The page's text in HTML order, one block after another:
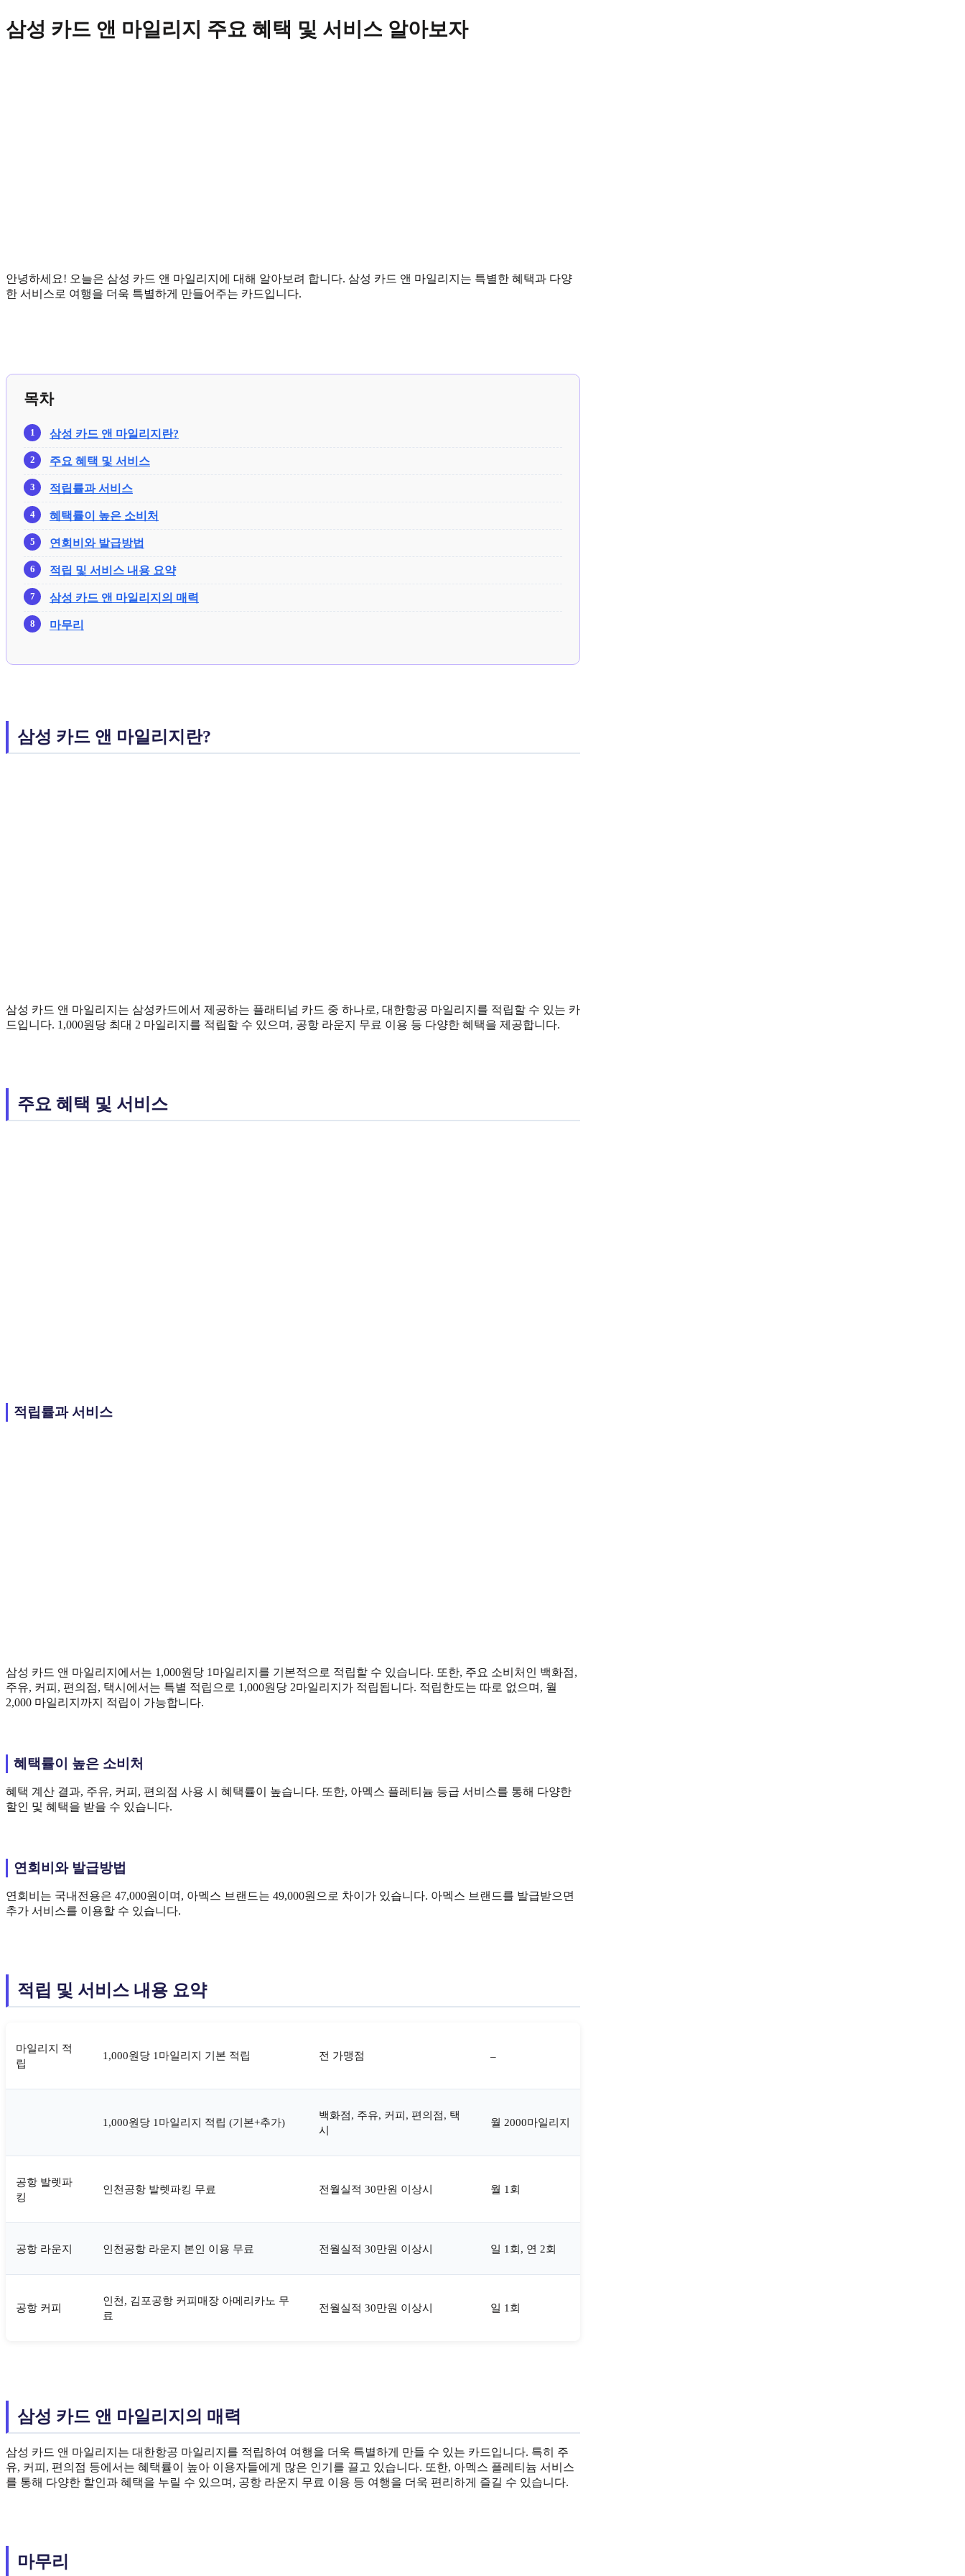
Skip
to
삼성 카드 앤 마일리지 주요 혜택 및 서비스 알아보자
안녕하세요! 오늘은 삼성 카드 앤 마일리지에 대해 알아보려 합니다. 삼성 카드 앤 마일리지는 특별한 혜택과 다양
한 서비스로 여행을 더욱 특별하게 만들어주는 카드입니다.
목차
삼성 카드 앤 마일리지란?
주요 혜택 및 서비스
적립률과 서비스
혜택률이 높은 소비처
연회비와 발급방법
적립 및 서비스 내용 요약
삼성 카드 앤 마일리지의 매력
마무리
삼성 카드 앤 마일리지란?
삼성 카드 앤 마일리지는 삼성카드에서 제공하는 플래티넘 카드 중 하나로, 대한항공 마일리지를 적립할 수 있는 카
드입니다. 1,000원당 최대 2 마일리지를 적립할 수 있으며, 공항 라운지 무료 이용 등 다양한 혜택을 제공합니다.
주요 혜택 및 서비스
적립률과 서비스
삼성 카드 앤 마일리지에서는 1,000원당 1마일리지를 기본적으로 적립할 수 있습니다. 또한, 주요 소비처인 백화점,
주유, 커피, 편의점, 택시에서는 특별 적립으로 1,000원당 2마일리지가 적립됩니다. 적립한도는 따로 없으며, 월
2,000 마일리지까지 적립이 가능합니다.
혜택률이 높은 소비처
혜택 계산 결과, 주유, 커피, 편의점 사용 시 혜택률이 높습니다. 또한, 아멕스 플레티늄 등급 서비스를 통해 다양한
할인 및 혜택을 받을 수 있습니다.
연회비와 발급방법
연회비는 국내전용은 47,000원이며, 아멕스 브랜드는 49,000원으로 차이가 있습니다. 아멕스 브랜드를 발급받으면
추가 서비스를 이용할 수 있습니다.
적립 및 서비스 내용 요약
마일리지 적
립
1,000원당 1마일리지 기본 적립 전 가맹점 –
1,000원당 1마일리지 적립 (기본+추가)
백화점, 주유, 커피, 편의점, 택
시
월 2000마일리지
공항 발렛파
킹
인천공항 발렛파킹 무료 전월실적 30만원 이상시 월 1회
공항 라운지 인천공항 라운지 본인 이용 무료 전월실적 30만원 이상시 일 1회, 연 2회
공항 커피
인천, 김포공항 커피매장 아메리카노 무
료
전월실적 30만원 이상시 일 1회
삼성 카드 앤 마일리지의 매력
삼성 카드 앤 마일리지는 대한항공 마일리지를 적립하여 여행을 더욱 특별하게 만들 수 있는 카드입니다. 특히 주
유, 커피, 편의점 등에서는 혜택률이 높아 이용자들에게 많은 인기를 끌고 있습니다. 또한, 아멕스 플레티늄 서비스
를 통해 다양한 할인과 혜택을 누릴 수 있으며, 공항 라운지 무료 이용 등 여행을 더욱 편리하게 즐길 수 있습니다.
마무리